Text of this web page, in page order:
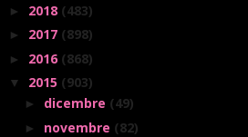
► 2018 (483)
► 2017 (898)
► 2016 (868)
▼ 2015 (903)
► dicembre (49)
► novembre (82)